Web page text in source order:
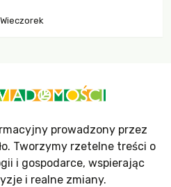
prowadzony przez
Tworzymy rzetelne treści o
i gospodarce, wspierając
i realne zmiany.